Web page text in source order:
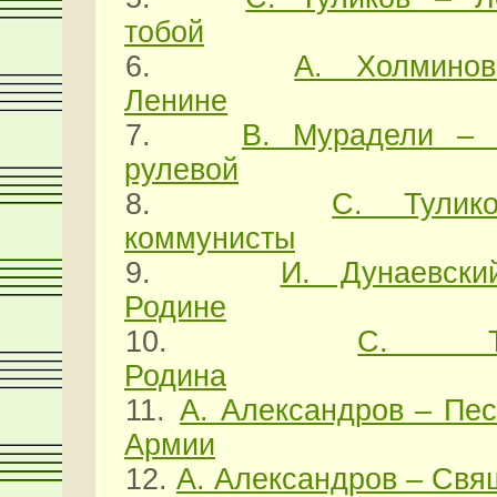
тобой
6.
А.
Ленине
7.
В. Мурадели –
рулевой
8.
С.
коммунисты
9.
И.
Родине
10.
С.
Родина
11. А. Александров –
Армии
12. А. Александров –